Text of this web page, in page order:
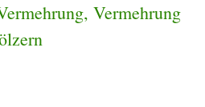
Vermehrung